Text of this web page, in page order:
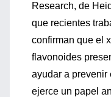
Research, de
que recientes
confirman que el
flavonoides
ayudar a prevenir
ejerce un papel